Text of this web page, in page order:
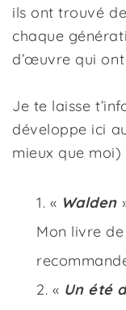
ils ont trouvé
chaque
d’œuvre qui
Je te laisse
développe ici
mieux que moi)
« Walden
Mon livre
« Un été